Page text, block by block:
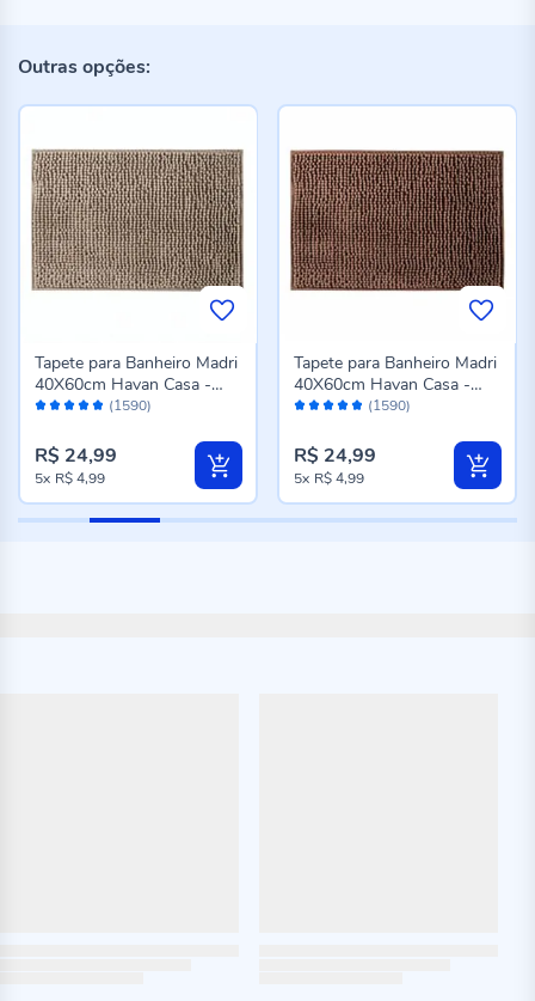
Outras opções:
Avaliação: (1590)
Tapete para Banheiro Madri
40X60cm Havan Casa -
Bege Novo
R$ 24,99
5x R$ 4,99
Avaliação: (1590)
Tapete para Banheiro Madri
40X60cm Havan Casa -
Taupe
R$ 24,99
5x R$ 4,99